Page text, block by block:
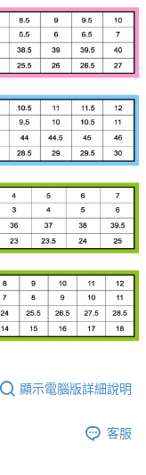
顯示電腦版詳細說明
客服